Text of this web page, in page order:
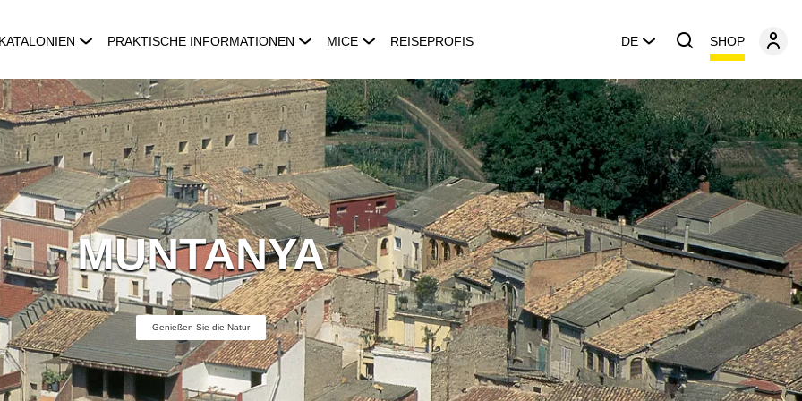
PRAKTISCHE INFORMATIONEN MICE REISEPROFIS DE SHOP
MUNTANYA
Genießen Sie die Natur